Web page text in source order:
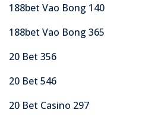
188bet Vao Bong 140
188bet Vao Bong 365
20 Bet 356
20 Bet 546
20 Bet Casino 297